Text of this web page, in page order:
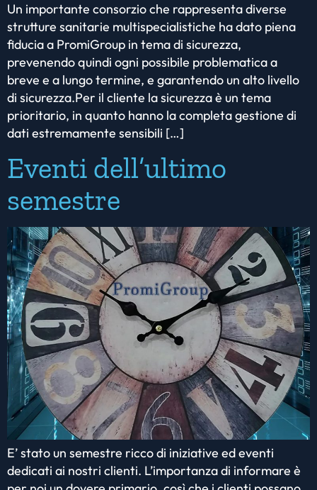
Un importante consorzio che rappresenta diverse
strutture sanitarie multispecialistiche ha dato piena
fiducia a PromiGroup in tema di sicurezza,
prevenendo quindi ogni possibile problematica a
breve e a lungo termine, e garantendo un alto livello
di sicurezza.Per il cliente la sicurezza è un tema
prioritario, in quanto hanno la completa gestione di
dati estremamente sensibili […]
Eventi dell’ultimo
semestre
E’ stato un semestre ricco di iniziative ed eventi
dedicati ai nostri clienti. L’importanza di informare è